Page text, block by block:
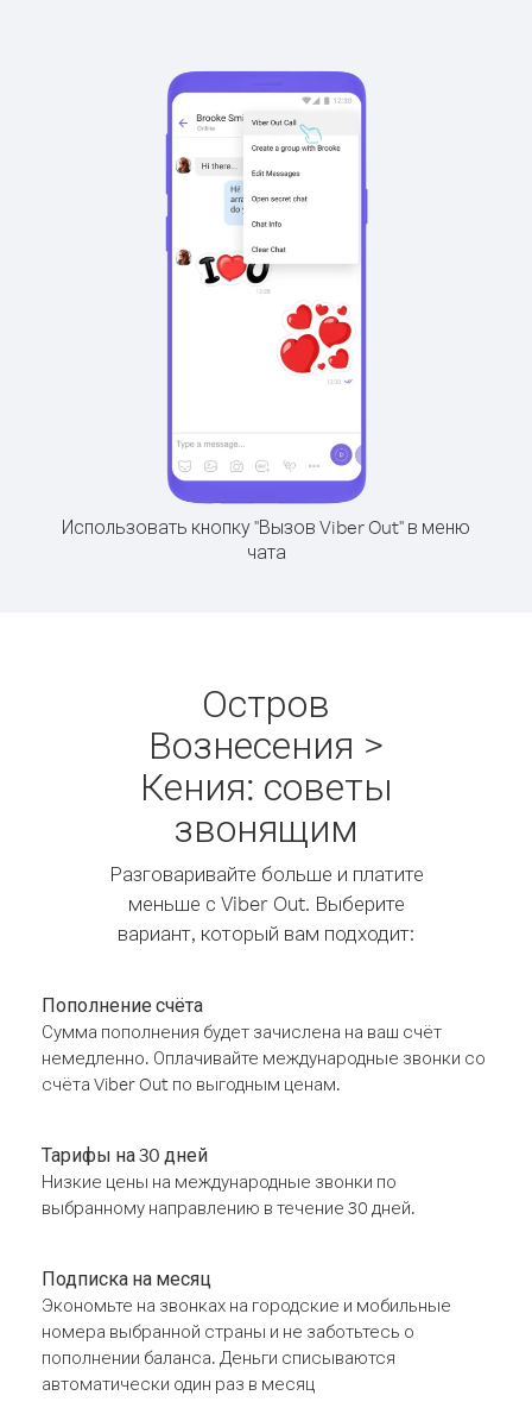
Использовать кнопку "Вызов Viber Out" в меню
чата
Остров
Вознесения >
Кения: советы
звонящим
Разговаривайте больше и платите
меньше с Viber Out. Выберите
вариант, который вам подходит:
Пополнение счёта
Сумма пополнения будет зачислена на ваш счёт
немедленно. Оплачивайте международные звонки со
счёта Viber Out по выгодным ценам.
Тарифы на 30 дней
Низкие цены на международные звонки по
выбранному направлению в течение 30 дней.
Подписка на месяц
Экономьте на звонках на городские и мобильные
номера выбранной страны и не заботьтесь о
пополнении баланса. Деньги списываются
автоматически один раз в месяц